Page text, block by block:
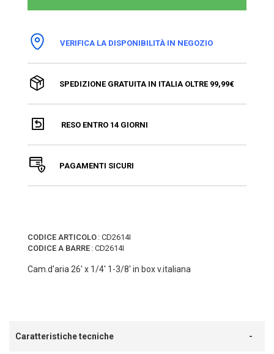
VERIFICA LA DISPONIBILITÀ IN NEGOZIO
SPEDIZIONE GRATUITA IN ITALIA OLTRE 99,99€
RESO ENTRO 14 GIORNI
PAGAMENTI SICURI
CODICE ARTICOLO : CD2614I
CODICE A BARRE : CD2614I
Cam.d'aria 26' x 1/4' 1-3/8' in box v.italiana
Caratteristiche tecniche